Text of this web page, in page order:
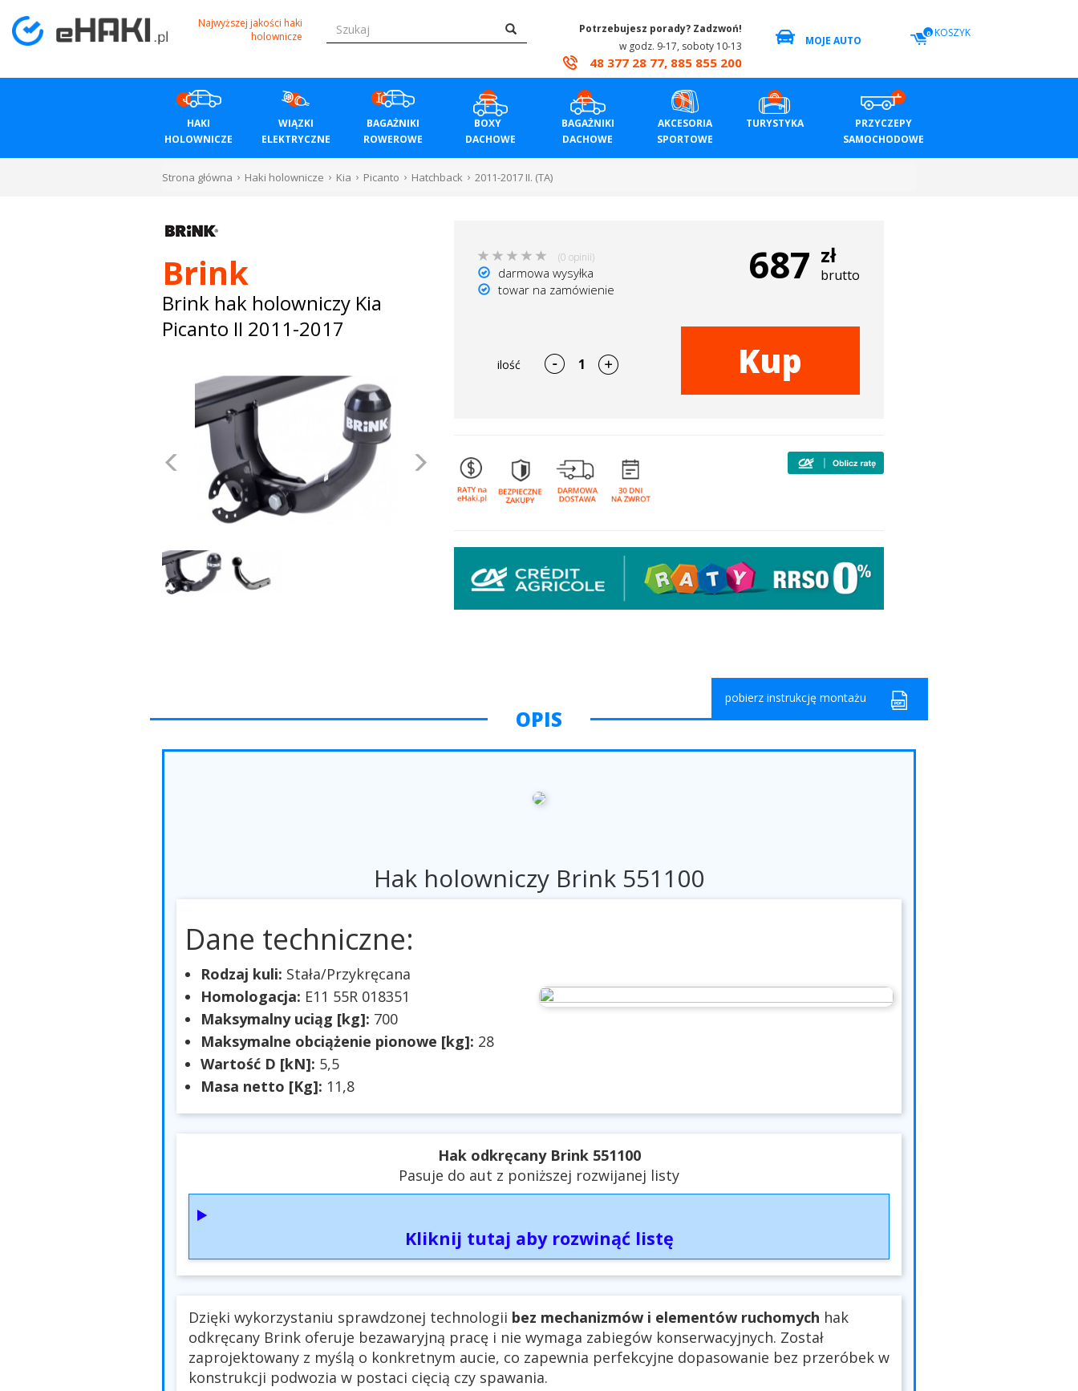
Menu
Najwyższej jakości haki
holownicze
Potrzebujesz porady? Zadzwoń!
w godz. 9-17, soboty 10-13
48 377 28 77, 885 855 200
MOJE AUTO
0 KOSZYK
HAKI
HOLOWNICZE
WIĄZKI
ELEKTRYCZNE
BAGAŻNIKI
ROWEROWE
BOXY
DACHOWE
BAGAŻNIKI
DACHOWE
AKCESORIA
SPORTOWE
TURYSTYKA
PRZYCZEPY
SAMOCHODOWE
Strona główna Haki holownicze Kia Picanto Hatchback 2011-2017 II. (TA)
Brink
Brink hak holowniczy Kia
Picanto II 2011-2017
Poprzednie Następne
(0 opinii)
darmowa wysyłka
towar na zamówienie
687 zł
brutto
ilość Kup
pobierz instrukcję montażu
OPIS
Hak holowniczy Brink 551100
Dane techniczne:
Rodzaj kuli: Stała/Przykręcana
Homologacja: E11 55R 018351
Maksymalny uciąg [kg]: 700
Maksymalne obciążenie pionowe [kg]: 28
Wartość D [kN]: 5,5
Masa netto [Kg]: 11,8
Hak odkręcany Brink 551100
Pasuje do aut z poniższej rozwijanej listy
Kliknij tutaj aby rozwinąć listę
Dzięki wykorzystaniu sprawdzonej technologii bez mechanizmów i elementów ruchomych hak
odkręcany Brink oferuje bezawaryjną pracę i nie wymaga zabiegów konserwacyjnych. Został
zaprojektowany z myślą o konkretnym aucie, co zapewnia perfekcyjne dopasowanie bez przeróbek w
konstrukcji podwozia w postaci cięcią czy spawania.